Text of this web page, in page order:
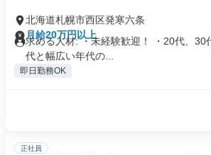
北海道札幌市西区発寒六条
月給20万円以上
求める人材: ・未経験歓迎！ ・20代、30
代と幅広い年代の...
即日勤務OK
正社員